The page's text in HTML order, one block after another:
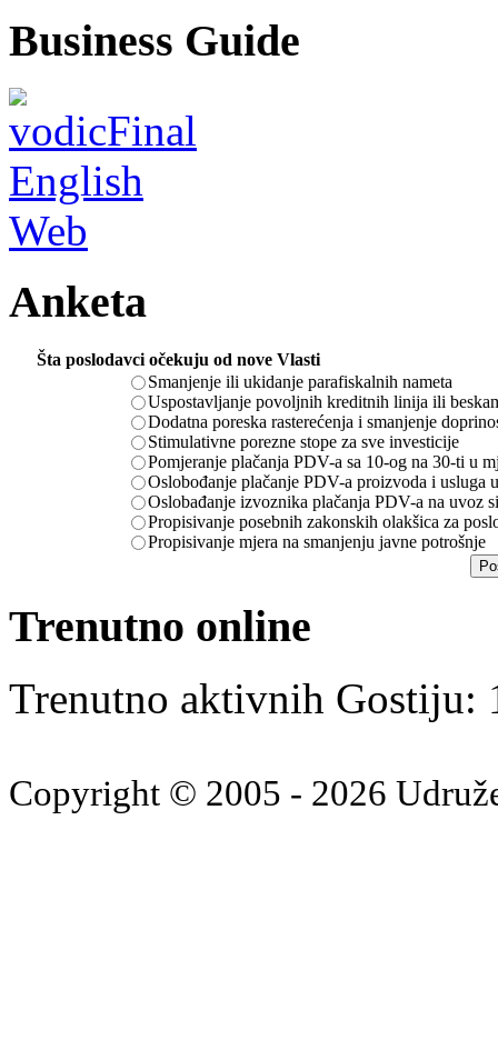
Business Guide
Anketa
Šta poslodavci očekuju od nove Vlasti
Smanjenje ili ukidanje parafiskalnih nameta
Uspostavljanje povoljnih kreditnih linija ili
Dodatna poreska rasterećenja i smanjenje
Stimulativne porezne stope za sve investicije
Pomjeranje plačanja PDV-a sa 10-og na 30-ti u
Oslobođanje plačanje PDV-a proizvoda i usluga
Oslobađanje izvoznika plačanja PDV-a na uvoz
Propisivanje posebnih zakonskih olakšica za
Propisivanje mjera na smanjenju javne potrošnje
Trenutno online
Trenutno aktivnih Gostiju:
Copyright © 2005 - 2026